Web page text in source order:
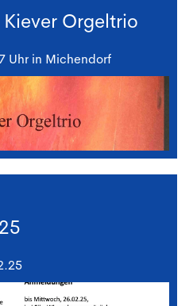
Orgeltrio
Uhr in Michendorf